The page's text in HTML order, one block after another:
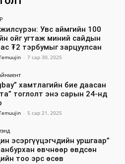
Увс аймгийн 100
ойг угтаж миний сайдын
₮2 тэрбумыг зарцуулсан
- 7 сар 30, 2025
хамтлагийн бие даасан
тоглолт энэ сарын 24-нд
- 5 сар 21, 2025
эсэргүүцэгчдийн уршгаар”
өвчнөөр өвдсөн
тоо эрс өсөв